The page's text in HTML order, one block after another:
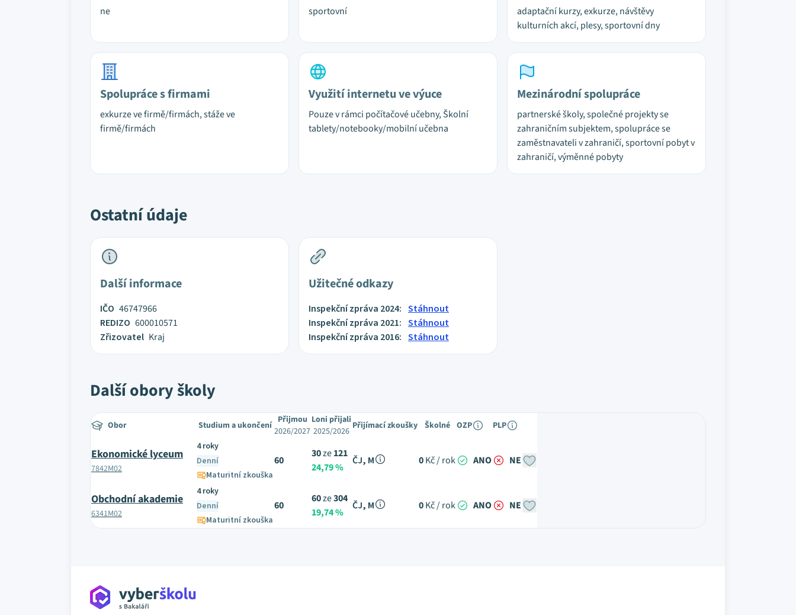
ne sportovní
adaptační kurzy, exkurze, návštěvy
kulturních akcí, plesy, sportovní dny
Spolupráce s firmami
exkurze ve firmě/firmách, stáže ve
firmě/firmách
Využití internetu ve výuce
Pouze v rámci počítačové učebny, Školní
tablety/notebooky/mobilní učebna
Mezinárodní spolupráce
partnerské školy, společné projekty se
zahraničním subjektem, spolupráce se
zaměstnavateli v zahraničí, sportovní pobyt v
zahraničí, výměnné pobyty
Ostatní údaje
Další informace
IČO 46747966
REDIZO 600010571
Zřizovatel Kraj
Užitečné odkazy
Inspekční zpráva 2024: Stáhnout
Inspekční zpráva 2021: Stáhnout
Inspekční zpráva 2016: Stáhnout
Další obory školy
Obor Studium a ukončení Přijmou
2026/2027
Loni přijali
2025/2026 Přijímací zkoušky Školné OZP PLP
Ekonomické lyceum
7842M02
4 roky
Denní
Maturitní zkouška
60
30ze121
24,79 %
ČJ, M 0Kč / rok ANO NE
Obchodní akademie
6341M02
4 roky
Denní
Maturitní zkouška
60
60ze304
19,74 %
ČJ, M 0Kč / rok ANO NE